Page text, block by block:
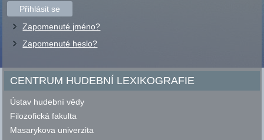
Přihlásit se
Zapomenuté jméno?
Zapomenuté heslo?
CENTRUM HUDEBNÍ LEXIKOGRAFIE
Ústav hudební vědy
Filozofická fakulta
Masarykova univerzita